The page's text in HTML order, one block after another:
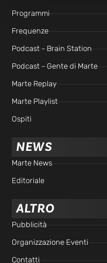
Programmi
Frequenze
Podcast - Brain Station
Podcast - Gente di Marte
Marte Replay
Marte Playlist
Ospiti
NEWS
Marte News
Editoriale
ALTRO
Pubblicità
Organizzazione Eventi
Contatti